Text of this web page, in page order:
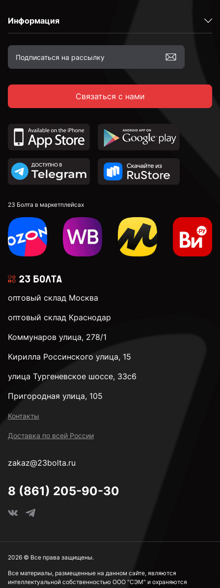
Информация
Связаться с нами
23 Болта в маркетплейсах
оптовый склад Москва
оптовый склад Краснодар
Коммунаров улица, 278/1
Кирилла Россинского улица, 15
улица Тургеневское шоссе, 33с6
Пригородная улица, 105
Контакты
Доставка по всей России
zakaz@23bolta.ru
8 (861) 205-90-30
Все материалы, размещенные на данном сайте, являются
интеллектуальной собственностью ООО "СЭМ" и охраняются
2026 © Все права защищены.